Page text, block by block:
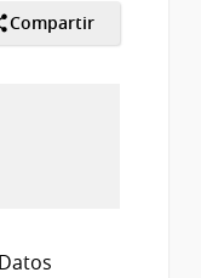
Compartir